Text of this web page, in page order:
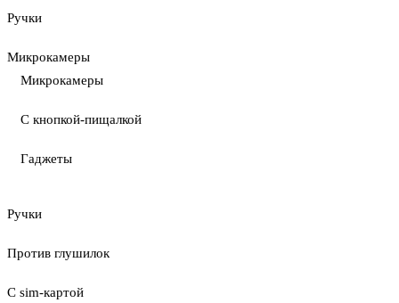
Ручки
Микрокамеры
Микрокамеры
С кнопкой-пищалкой
Гаджеты
Ручки
Против глушилок
С sim-картой